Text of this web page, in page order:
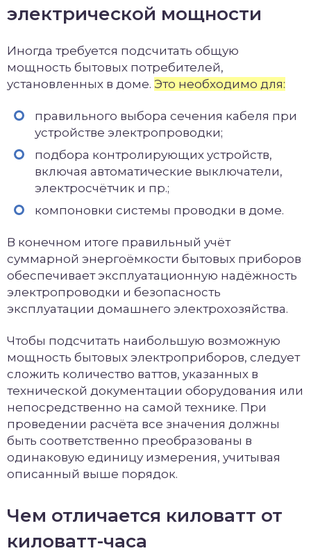
электрической мощности
Иногда требуется подсчитать общую
мощность бытовых потребителей,
установленных в доме. Это необходимо для:
правильного выбора сечения кабеля при
устройстве электропроводки;
подбора контролирующих устройств,
включая автоматические выключатели,
электросчётчик и пр.;
компоновки системы проводки в доме.
В конечном итоге правильный учёт
суммарной энергоёмкости бытовых приборов
обеспечивает эксплуатационную надёжность
электропроводки и безопасность
эксплуатации домашнего электрохозяйства.
Чтобы подсчитать наибольшую возможную
мощность бытовых электроприборов, следует
сложить количество ваттов, указанных в
технической документации оборудования или
непосредственно на самой технике. При
проведении расчёта все значения должны
быть соответственно преобразованы в
одинаковую единицу измерения, учитывая
описанный выше порядок.
Чем отличается киловатт от
киловатт-часа